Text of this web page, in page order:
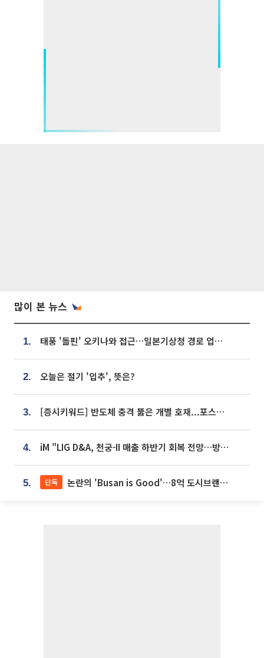
많이 본 뉴스
1. 태풍 '돌핀' 오키나와 접근…일본기상청 경로 업데이트
2. 오늘은 절기 '입추', 뜻은?
3. [증시키워드] 반도체 충격 뚫은 개별 호재...포스코퓨처엠·에코프로·한화솔루션 '눈길'
4. iM "LIG D&A, 천궁-II 매출 하반기 회복 전망…방산 톱픽 유지"
5. 단독 논란의 'Busan is Good'…8억 도시브랜드, 용산 대통령실 CI 업체가 수행